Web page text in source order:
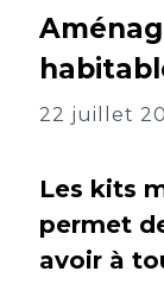
22 juillet
Les kits
permet
avoir à